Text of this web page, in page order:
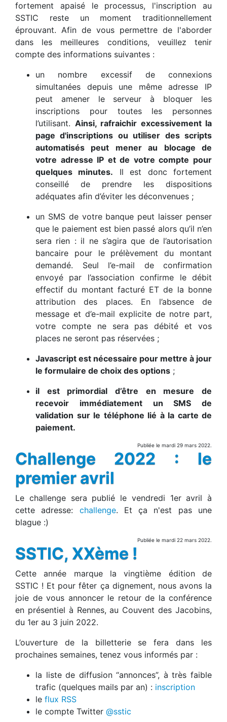
fortement apaisé le processus, l'inscription au
SSTIC reste un moment traditionnellement
éprouvant. Afin de vous permettre de l'aborder
dans les meilleures conditions, veuillez tenir
compte des informations suivantes :
un nombre excessif de connexions
simultanées depuis une même adresse IP
peut amener le serveur à bloquer les
inscriptions pour toutes les personnes
l’utilisant. Ainsi, rafraichir excessivement la
page d'inscriptions ou utiliser des scripts
automatisés peut mener au blocage de
votre adresse IP et de votre compte pour
quelques minutes. Il est donc fortement
conseillé de prendre les dispositions
adéquates afin d’éviter les déconvenues ;
un SMS de votre banque peut laisser penser
que le paiement est bien passé alors qu’il n’en
sera rien : il ne s’agira que de l’autorisation
bancaire pour le prélèvement du montant
demandé. Seul l’e-mail de confirmation
envoyé par l’association confirme le débit
effectif du montant facturé ET de la bonne
attribution des places. En l’absence de
message et d’e-mail explicite de notre part,
votre compte ne sera pas débité et vos
places ne seront pas réservées ;
Javascript est nécessaire pour mettre à jour
le formulaire de choix des options ;
il est primordial d’être en mesure de
recevoir immédiatement un SMS de
validation sur le téléphone lié à la carte de
paiement.
Publiée le mardi 29 mars 2022.
Challenge 2022 : le
premier avril
Le challenge sera publié le vendredi 1er avril à
cette adresse: challenge. Et ça n'est pas une
blague :)
Publiée le mardi 22 mars 2022.
SSTIC, XXème !
Cette année marque la vingtième édition de
SSTIC ! Et pour fêter ça dignement, nous avons la
joie de vous annoncer le retour de la conférence
en présentiel à Rennes, au Couvent des Jacobins,
du 1er au 3 juin 2022.
L’ouverture de la billetterie se fera dans les
prochaines semaines, tenez vous informés par :
la liste de diffusion “annonces”, à très faible
trafic (quelques mails par an) : inscription
le flux RSS
le compte Twitter @sstic